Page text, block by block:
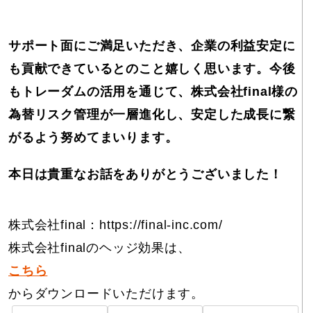
サポート面にご満足いただき、企業の利益安定に
も貢献できているとのこと嬉しく思います。今後
もトレーダムの活用を通じて、株式会社final様の
為替リスク管理が一層進化し、安定した成長に繋
がるよう努めてまいります。
本日は貴重なお話をありがとうございました！
株式会社final： https://final-inc.com/
株式会社finalのヘッジ効果は、
こちら
からダウンロードいただけます。